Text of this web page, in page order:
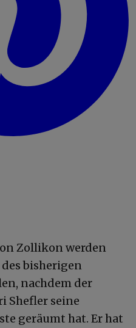
Zollikon werden
bisherigen
nachdem der
Shefler seine
geräumt hat. Er hat